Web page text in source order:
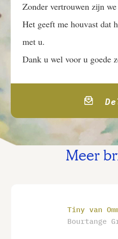
Zonder vertrouwen zijn
Het geeft me houvast dat
met u.
Dank u wel voor u goede
Meer
Tiny van
Bourtange